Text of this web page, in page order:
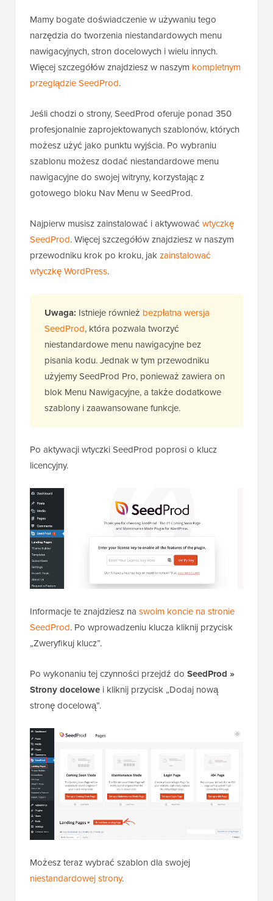
Mamy bogate doświadczenie w używaniu tego
narzędzia do tworzenia niestandardowych menu
nawigacyjnych, stron docelowych i wielu innych.
Więcej szczegółów znajdziesz w naszym kompletnym
przeglądzie SeedProd.
Jeśli chodzi o strony, SeedProd oferuje ponad 350
profesjonalnie zaprojektowanych szablonów, których
możesz użyć jako punktu wyjścia. Po wybraniu
szablonu możesz dodać niestandardowe menu
nawigacyjne do swojej witryny, korzystając z
gotowego bloku Nav Menu w SeedProd.
Najpierw musisz zainstalować i aktywować wtyczkę
SeedProd. Więcej szczegółów znajdziesz w naszym
przewodniku krok po kroku, jakzainstalować
wtyczkę WordPress.
Uwaga: Istnieje również bezpłatna wersja
SeedProd, która pozwala tworzyć
niestandardowe menu nawigacyjne bez
pisania kodu. Jednak w tym przewodniku
użyjemy SeedProd Pro, ponieważ zawiera on
blok Menu Nawigacyjne, a także dodatkowe
szablony i zaawansowane funkcje.
Po aktywacji wtyczki SeedProd poprosi o klucz
licencyjny.
Informacje te znajdziesz na swoim koncie na stronie
SeedProd. Po wprowadzeniu klucza kliknij przycisk
„Zweryfikuj klucz”.
Po wykonaniu tej czynności przejdź do SeedProd »
Strony docelowe i kliknij przycisk „Dodaj nową
stronę docelową”.
Możesz teraz wybrać szablon dla swojej
niestandardowej strony.